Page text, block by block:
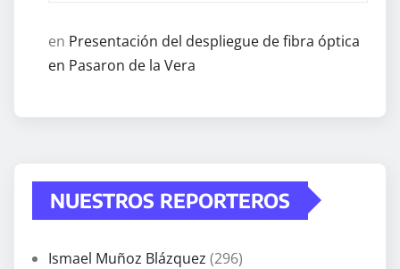
en Presentación del despliegue de fibra óptica
en Pasaron de la Vera
NUESTROS REPORTEROS
Ismael Muñoz Blázquez (296)